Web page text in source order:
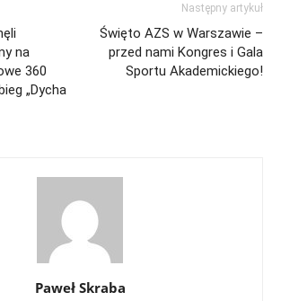
na
360
„Dycha
Następny artykuł
Święto AZS w Warszawie –
przed nami Kongres i Gala
Sportu Akademickiego!
Paweł Skraba